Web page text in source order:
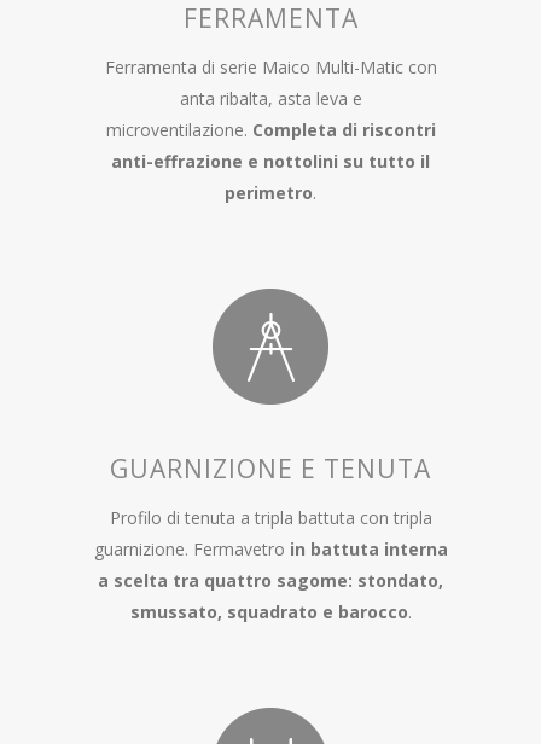
FERRAMENTA
Ferramenta di serie Maico Multi-Matic con
anta ribalta, asta leva e
microventilazione. Completa di riscontri
anti-effrazione e nottolini su tutto il
perimetro.
GUARNIZIONE E TENUTA
Profilo di tenuta a tripla battuta con tripla
guarnizione. Fermavetro in battuta interna
a scelta tra quattro sagome: stondato,
smussato, squadrato e barocco.